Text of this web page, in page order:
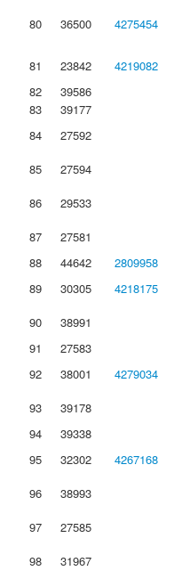
80
36500 4275454
81 23842 4219082
82
39586
83
39177
84
27592
85
27594
86
29533
87
27581
88
44642 2809958
89
30305 4218175
90
38991
91
27583
92
38001 4279034
93
39178
94
39338
95
32302 4267168
96
38993
97
27585
98
31967